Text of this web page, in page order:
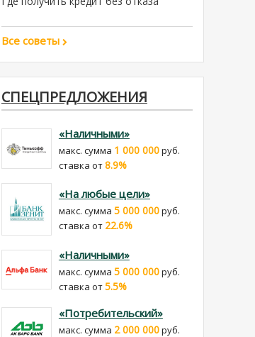
Все советы
СПЕЦПРЕДЛОЖЕНИЯ
«Наличными»
макс. сумма 1 000 000руб.
cтавка от8.9%
«На любые цели»
макс. сумма 5 000 000руб.
cтавка от 22.6%
«Наличными»
макс. сумма 5 000 000руб.
cтавка от5.5%
«Потребительский»
макс. сумма 2 000 000руб.